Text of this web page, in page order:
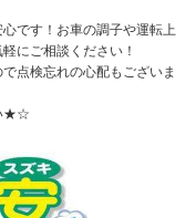
です！お車の調子や運転上
にご相談ください！
点検忘れの心配もございま
★☆